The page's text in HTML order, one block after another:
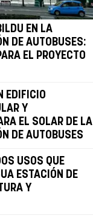
EN LA
DE AUTOBUSES:
EL PROYECTO
EDIFICIO
Y
EL SOLAR DE LA
DE AUTOBUSES
USOS QUE
ESTACIÓN DE
Y